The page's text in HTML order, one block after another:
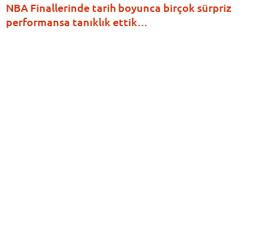
NBA Finallerinde tarih boyunca birçok sürpriz
performansa tanıklık ettik…